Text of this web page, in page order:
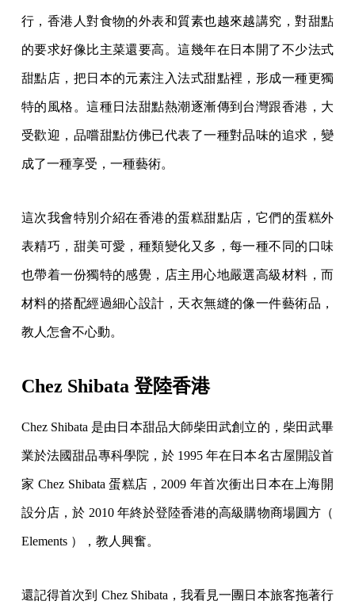
行，香港人對食物的外表和質素也越來越講究，對甜點
的要求好像比主菜還要高。這幾年在日本開了不少法式
甜點店，把日本的元素注入法式甜點裡，形成一種更獨
特的風格。這種日法甜點熱潮逐漸傳到台灣跟香港，大
受歡迎，品嚐甜點仿佛已代表了一種對品味的追求，變
成了一種享受，一種藝術。
這次我會特別介紹在香港的蛋糕甜點店，它們的蛋糕外
表精巧，甜美可愛，種類變化又多，每一種不同的口味
也帶着一份獨特的感覺，店主用心地嚴選高級材料，而
材料的搭配經過細心設計，天衣無縫的像一件藝術品，
教人怎會不心動。
Chez Shibata 登陸香港
Chez Shibata 是由日本甜品大師柴田武創立的，柴田武畢
業於法國甜品專科學院，於 1995 年在日本名古屋開設首
家 Chez Shibata 蛋糕店，2009 年首次衝出日本在上海開
設分店，於 2010 年終於登陸香港的高級購物商場圓方（
Elements ），教人興奮。
還記得首次到 Chez Shibata，我看見一團日本旅客拖著行